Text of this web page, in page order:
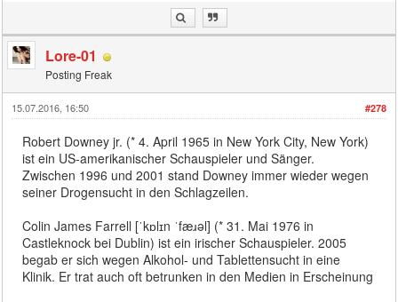
Lore-01
Posting Freak
#278
15.07.2016, 16:50
Robert Downey jr. (* 4. April 1965 in New York City, New York)
ist ein US-amerikanischer Schauspieler und Sänger.
Zwischen 1996 und 2001 stand Downey immer wieder wegen
seiner Drogensucht in den Schlagzeilen.
Colin James Farrell [ˈkɒlɪn ˈfæɹəl] (* 31. Mai 1976 in
Castleknock bei Dublin) ist ein irischer Schauspieler. 2005
begab er sich wegen Alkohol- und Tablettensucht in eine
Klinik. Er trat auch oft betrunken in den Medien in Erscheinung